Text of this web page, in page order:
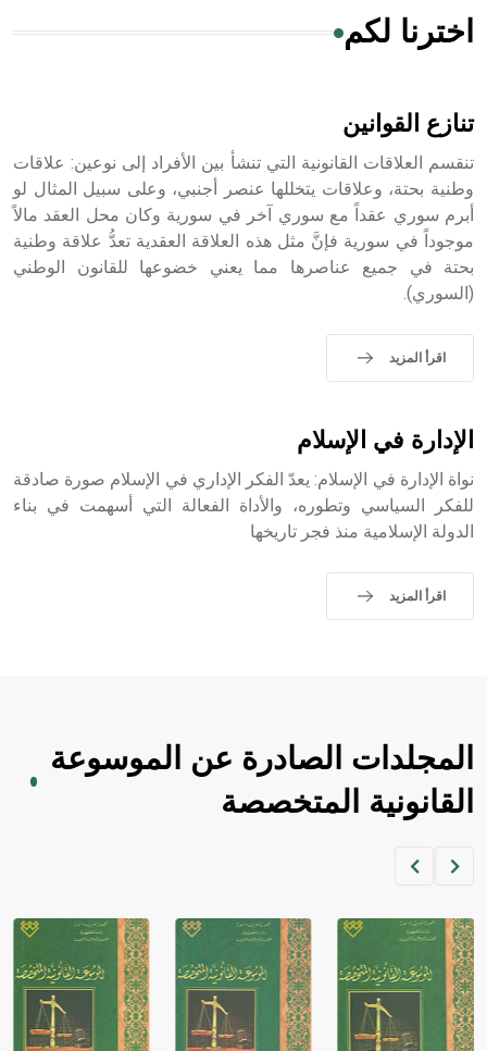
هل تعلم أن الأبسيد كلمة فرنسية اللفظ تم اعتمادها مصطلحاً
- هل تعلم أن أبجر Abgar اسم معروف جيداً يعود إلى عدد من
الملوك الذين حكموا مدينة إديسا (الرها) من أبجر الأول وحتى
التاسع، وهم ينتسبون إلى أسرة أوسروين
حيث تقتصر القيمة الصوتية للعلامة الك
اخترنا لكم
تنازع القوانين
تنقسم العلاقات القانونية التي تنشأ بين الأفراد إلى نوعين: علاقات
وطنية بحتة، وعلاقات يتخللها عنصر أجنبي، وعلى سبيل المثال لو
أبرم سوري عقداً مع سوري آخر في سورية وكان محل العقد مالاً
موجوداً في سورية فإنَّ مثل هذه العلاقة العقدية تعدُّ علاقة وطنية
بحتة في جميع عناصرها مما يعني خضوعها للقانون الوطني
(السوري).
اقرأ المزيد
الإدارة في الإسلام
نواة الإدارة في الإسلام: يعدّ الفكر الإداري في الإسلام صورة صادقة
للفكر السياسي وتطوره، والأداة الفعالة التي أسهمت في بناء
الدولة الإسلامية منذ فجر تاريخها
اقرأ المزيد
المجلدات الصادرة عن الموسوعة
القانونية المتخصصة